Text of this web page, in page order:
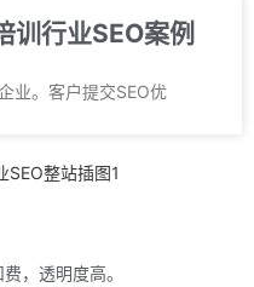
训行业SEO案例
业。客户提交SEO优
，透明度高。